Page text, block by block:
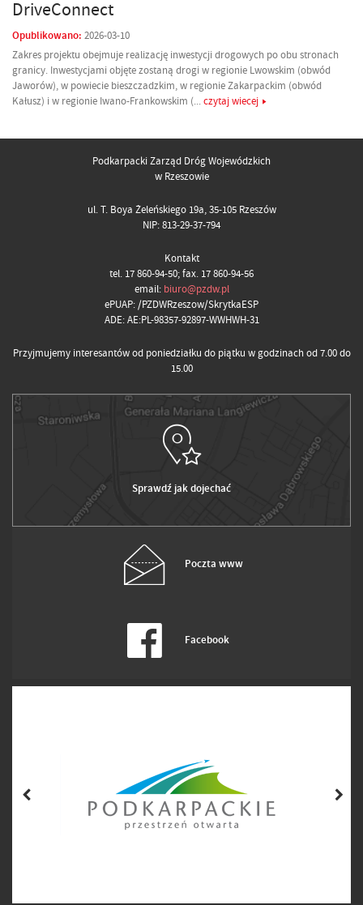
DriveConnect
Opublikowano: 2026-03-10
Zakres projektu obejmuje realizację inwestycji drogowych po obu stronach
granicy. Inwestycjami objęte zostaną drogi w regionie Lwowskim (obwód
Jaworów), w powiecie bieszczadzkim, w regionie Zakarpackim (obwód
Kałusz) i w regionie Iwano-Frankowskim (...czytaj wiecej
Podkarpacki Zarząd Dróg Wojewódzkich
w Rzeszowie
ul. T. Boya Żeleńskiego 19a, 35-105 Rzeszów
NIP: 813-29-37-794
Kontakt
tel. 17 860-94-50; fax. 17 860-94-56
email: biuro@pzdw.pl
ePUAP: /PZDWRzeszow/SkrytkaESP
ADE: AE:PL-98357-92897-WWHWH-31
Przyjmujemy interesantów od poniedziałku do piątku w godzinach od 7.00 do
15.00
Sprawdź jak dojechać
Poczta www
Facebook